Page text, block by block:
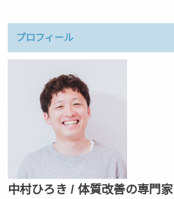
プロフィール
中村ひろき / 体質改善の専門家